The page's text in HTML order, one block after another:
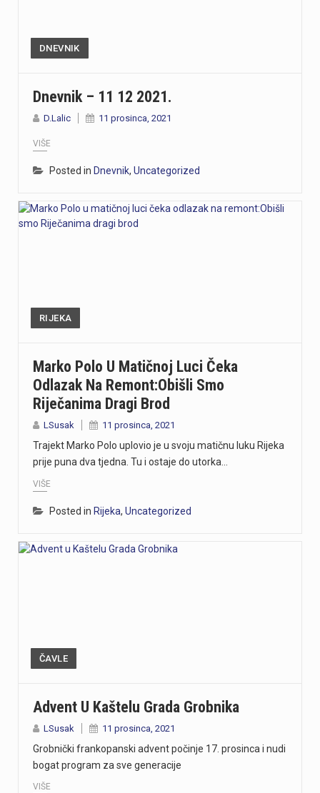
DNEVNIK
Dnevnik – 11 12 2021.
D.Lalic 11 prosinca, 2021
VIŠE
Posted in Dnevnik, Uncategorized
RIJEKA
Marko Polo U Matičnoj Luci Čeka
Odlazak Na Remont:Obišli Smo
Riječanima Dragi Brod
LSusak 11 prosinca, 2021
Trajekt Marko Polo uplovio je u svoju matičnu luku Rijeka
prije puna dva tjedna. Tu i ostaje do utorka…
VIŠE
Posted in Rijeka, Uncategorized
ČAVLE
Advent U Kaštelu Grada Grobnika
LSusak 11 prosinca, 2021
Grobnički frankopanski advent počinje 17. prosinca i nudi
bogat program za sve generacije
VIŠE